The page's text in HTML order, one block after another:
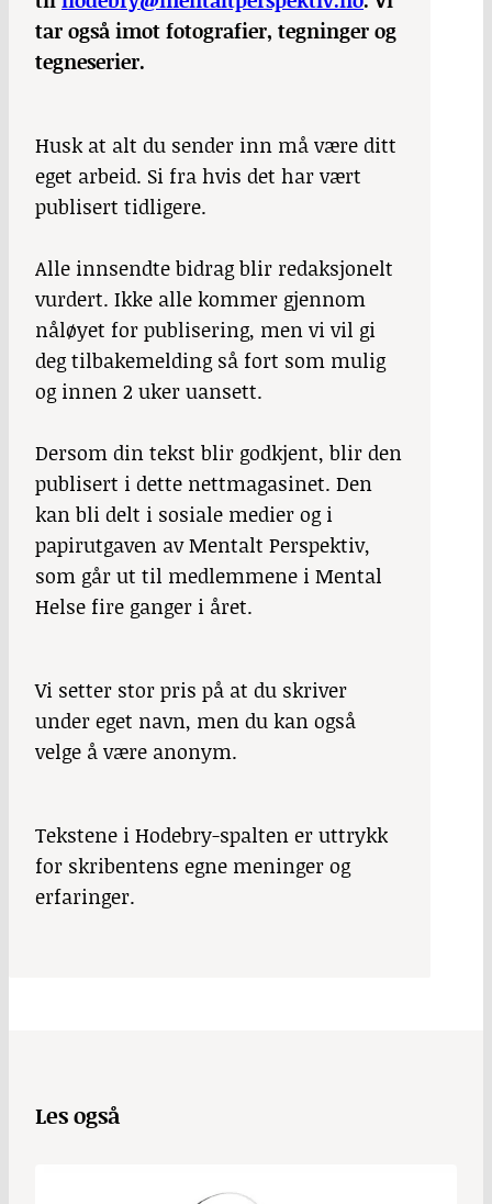
tar også imot fotografier, tegninger og
tegneserier.
Husk at alt du sender inn må være ditt
eget arbeid. Si fra hvis det har vært
publisert tidligere.
Alle innsendte bidrag blir redaksjonelt
vurdert. Ikke alle kommer gjennom
nåløyet for publisering, men vi vil gi
deg tilbakemelding så fort som mulig
og innen 2 uker uansett.
Dersom din tekst blir godkjent, blir den
publisert i dette nettmagasinet. Den
kan bli delt i sosiale medier og i
papirutgaven av Mentalt Perspektiv,
som går ut til medlemmene i Mental
Helse fire ganger i året.
Vi setter stor pris på at du skriver
under eget navn, men du kan også
velge å være anonym.
Tekstene i Hodebry-spalten er uttrykk
for skribentens egne meninger og
erfaringer.
Les også